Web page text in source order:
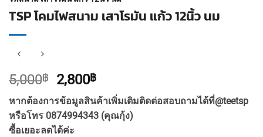
TSP โคมไฟสนาม เสาโรมัน แก้ว 12นิ้ว นม
5,000฿
Original
price
was:
5,000฿.
2,800฿Current
price
is:
2,800฿.
หากต้องการข้อมูลสินค้าเพิ่มเติมติดต่อสอบถามได้ที่@teetsp
หรือโทร 0874994343 (คุณกุ้ง)
ซื้อเยอะลดได้ค่ะ